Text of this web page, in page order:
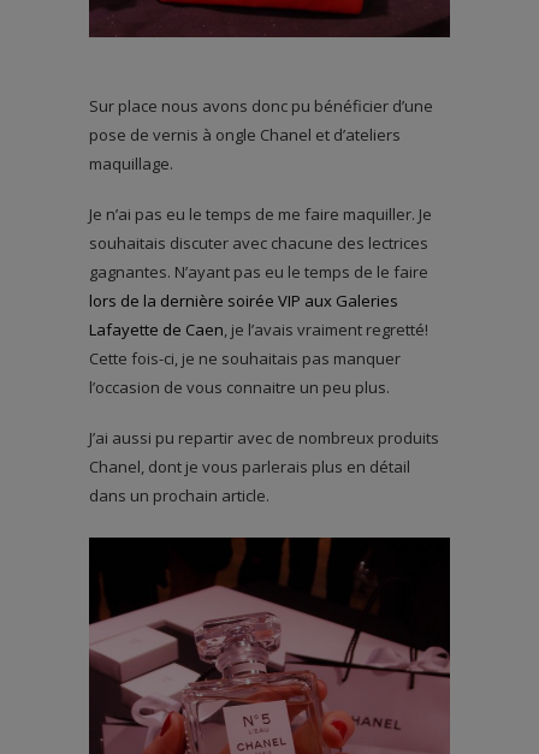
Sur place nous avons donc pu bénéficier d’une
pose de vernis à ongle Chanel et d’ateliers
maquillage.
Je n’ai pas eu le temps de me faire maquiller. Je
souhaitais discuter avec chacune des lectrices
gagnantes. N’ayant pas eu le temps de le faire
lors de la dernière soirée VIP aux Galeries
Lafayette de Caen, je l’avais vraiment regretté!
Cette fois-ci, je ne souhaitais pas manquer
l’occasion de vous connaitre un peu plus.
J’ai aussi pu repartir avec de nombreux produits
Chanel, dont je vous parlerais plus en détail
dans un prochain article.